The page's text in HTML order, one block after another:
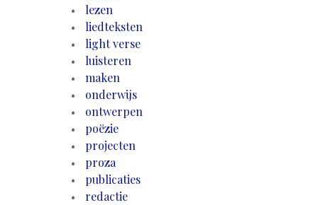
lezen
liedteksten
light verse
luisteren
maken
onderwijs
ontwerpen
poëzie
projecten
proza
publicaties
redactie